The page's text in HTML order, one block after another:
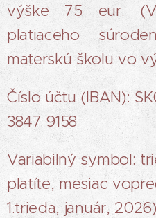
výške 75 eur.
platiaceho
materskú školu vo
Číslo účtu (IBAN):
3847 9158
Variabilný symbol:
platíte, mesiac
1.trieda, január, 2026)